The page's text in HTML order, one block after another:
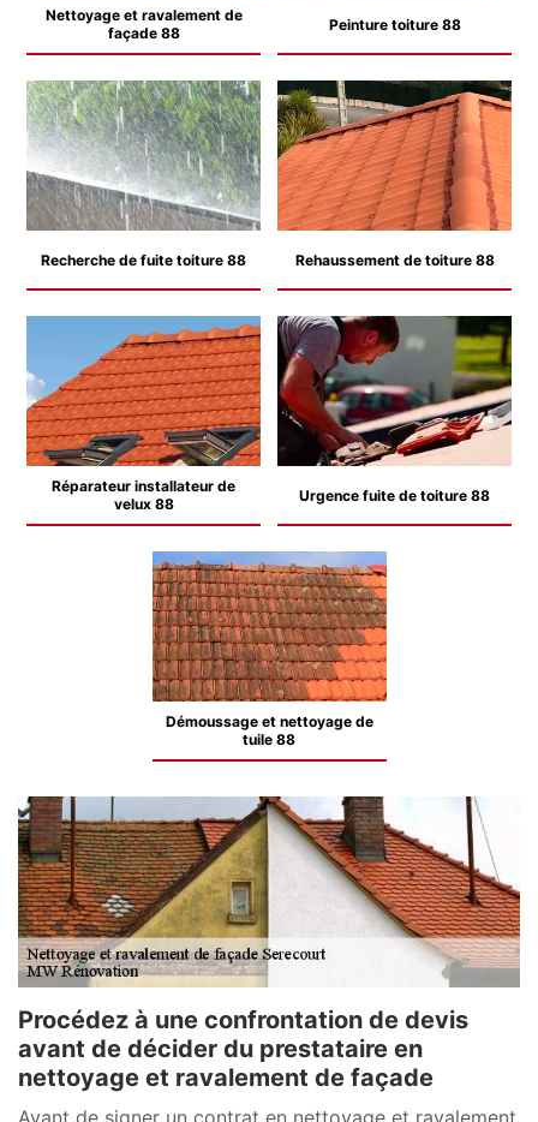
Nettoyage et ravalement de
façade 88
Peinture toiture 88
Recherche de fuite toiture 88 Rehaussement de toiture 88
Réparateur installateur de
velux 88
Urgence fuite de toiture 88
Démoussage et nettoyage de
tuile 88
Procédez à une confrontation de devis
avant de décider du prestataire en
nettoyage et ravalement de façade
Avant de signer un contrat en nettoyage et ravalement